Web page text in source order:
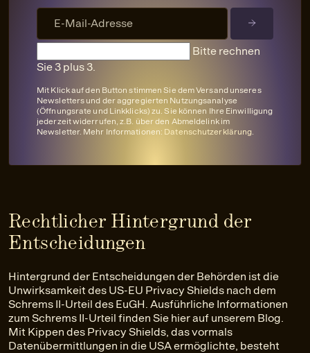
Bitte rechnen
Sie 3 plus 3.
Mit Klick auf den Button stimmen Sie dem Versand unseres
Newsletters und der aggregierten Nutzungsanalyse
(Öffnungsrate und Linkklicks) zu. Sie können Ihre Einwilligung
jederzeit widerrufen, z.B. über den Abmeldelink im
Newsletter. Mehr Informationen: Datenschutzerklärung
Rechtlicher Hintergrund der
Entscheidungen
Hintergrund der Entscheidungen der Behörden ist die
Unwirksamkeit des US-EU Privacy Shields nach dem
Schrems II-Urteil des EuGH. Ausführliche Informationen
zum Schrems II-Urteil finden Sie hier auf unserem Blog.
Mit Kippen des Privacy Shields, das vormals
Datenübermittlungen in die USA ermöglichte, besteht